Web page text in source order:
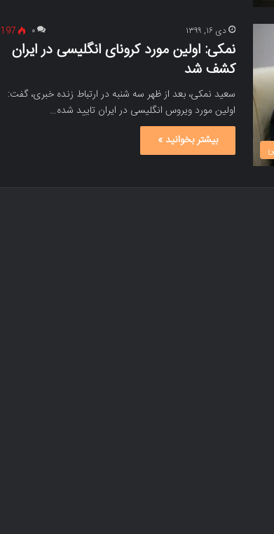
دی ۱۶, ۱۳۹۹ ۰ 197
نمکی: اولین مورد کرونای انگلیسی در ایران
کشف شد
سعید نمکی، بعد از ظهر سه شنبه در ارتباط زنده خبری، گفت:
اولین مورد ویروس انگلیسی در ایران تایید شده…
بیشتر بخوانید »